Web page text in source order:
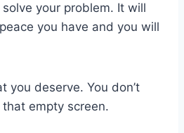
solve your problem. It will
you have and you will
you deserve. You don’t
empty screen.